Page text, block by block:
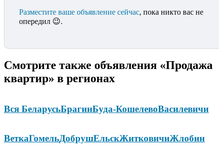
Разместите ваше объявление сейчас, пока никто вас не
опередил 😉.
Смотрите также объявления «Продажа
квартир» в регионах
Вся БеларусьБрагинБуда-КошелевоВасилевичи
ВеткаГомельДобрушЕльскЖитковичиЖлобин